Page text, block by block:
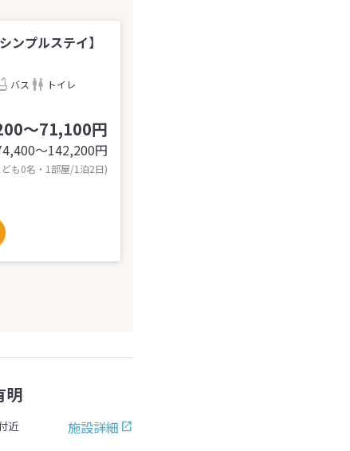
ンプルステイ】
バス
トイレ
～71,100円
〜142,200円
も0名・1部屋/1泊2日)
明
施設詳細
近